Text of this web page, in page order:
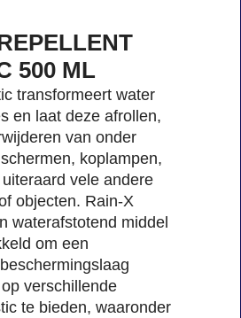
500 ML
transformeert water
en laat deze afrollen,
van onder
koplampen,
vele andere
objecten. Rain-X
waterafstotend middel
om een
verschillende
te bieden, waaronder